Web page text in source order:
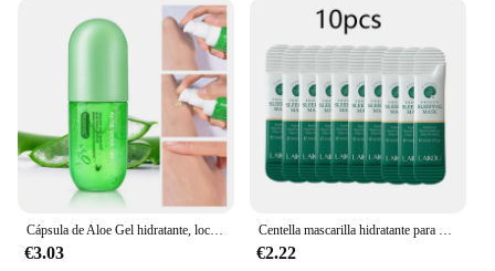
Usage and Purpose: Post-sun exposure relief and
skin recovery
Performance and Property: Quick-absorbing, non-
Parts and Accessories: Includes multiple masks for
comprehensive care
Features:
**Targeted After Sun Care**
The after sun Máscaras are a must-have for anyone
who enjoys spending time outdoors. Designed to
provide targeted after sun care, these masks are an
Cápsula de Aloe Gel hidratante, loción calmante para el cuidado de la piel, bloqueador solar hidratante, control de aceite, reparación de quemaduras solares, 50ml
€3.03
Centella mascarilla hidratante para dormir, reparación nutritiva profunda después de la exposición al sol, cuidado de la piel Facial, 20 Uds./10 Uds.
€2.22